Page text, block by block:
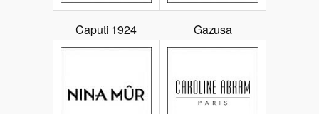
Caputi 1924 Gazusa